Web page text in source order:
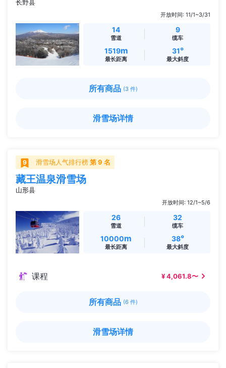
长野县
开放时间: 11/1~3/31
14
雪道
9
缆车
1519m
最长距离
31°
最大斜度
所有商品 (3 件)
滑雪场详情
滑雪场人气排行榜第 9 名
藏王温泉滑雪场
山形县
开放时间: 12/1~5/6
26
雪道
32
缆车
10000m
最长距离
38°
最大斜度
课程 ¥ 4,061.8〜
所有商品 (6 件)
滑雪场详情